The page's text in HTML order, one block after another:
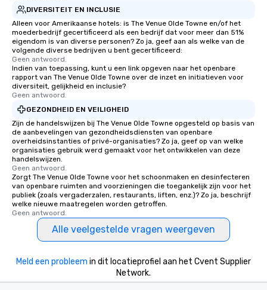
DIVERSITEIT EN INCLUSIE
Alleen voor Amerikaanse hotels: is The Venue Olde Towne en/of het
moederbedrijf gecertificeerd als een bedrijf dat voor meer dan 51%
eigendom is van diverse personen? Zo ja, geef aan als welke van de
volgende diverse bedrijven u bent gecertificeerd:
Geen antwoord.
Indien van toepassing, kunt u een link opgeven naar het openbare
rapport van The Venue Olde Towne over de inzet en initiatieven voor
diversiteit, gelijkheid en inclusie?
Geen antwoord.
GEZONDHEID EN VEILIGHEID
Zijn de handelswijzen bij The Venue Olde Towne opgesteld op basis van
de aanbevelingen van gezondheidsdiensten van openbare
overheidsinstanties of privé-organisaties? Zo ja, geef op van welke
organisaties gebruik werd gemaakt voor het ontwikkelen van deze
handelswijzen.
Geen antwoord.
Zorgt The Venue Olde Towne voor het schoonmaken en desinfecteren
van openbare ruimten and voorzieningen die toegankelijk zijn voor het
publiek (zoals vergaderzalen, restaurants, liften, enz.)? Zo ja, beschrijf
welke nieuwe maatregelen worden getroffen.
Geen antwoord.
Alle veelgestelde vragen weergeven
Meld een probleem in dit locatieprofiel aan het Cvent Supplier
Network.